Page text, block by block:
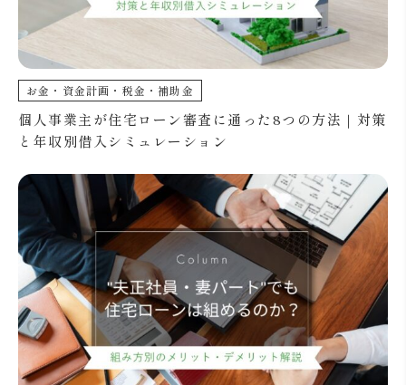
お金・資金計画・税金・補助金
個人事業主が住宅ローン審査に通った8つの方法｜対策
と年収別借入シミュレーション